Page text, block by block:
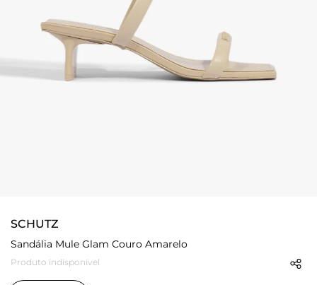
SCHUTZ
Sandália Mule Glam Couro Amarelo
Produto indisponível